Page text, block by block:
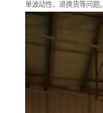
单波动性、退换货等问题。